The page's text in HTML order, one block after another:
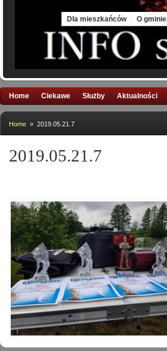
Dla mieszkańców O gminie
Home Ciekawe Służby Aktualności
Home » 2019.05.21.7
2019.05.21.7